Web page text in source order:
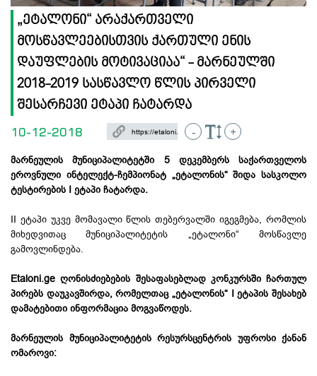
„ეტალონი“ არაქართველი
მოსწავლეებისთვის ქართული ენის
დაუფლების მოტივაციაა“ - მარნეულში
2018-2019 სასწავლო წლის პირველი
შესარჩევი ეტაპი ჩატარდა
10-12-2018 - +
მარნეულის მუნიციპალიტეტში 5 დეკემბერს საქართველოს
ეროვნული ინტელექტ-ჩემპიონატ „ეტალონის“ შიდა სასკოლო
ტესტირების I ეტაპი ჩატარდა.
II ეტაპი უკვე მომავალი წლის თებერვალში იგეგმება, რომლის
მიხედვითაც მუნიციპალიტეტის „ეტალონი“ მოსწავლე
გამოვლინდება.
Etaloni.ge ღონისძიებების შესაფასებლად კონკურსში ჩართულ
პირებს დაუკავშირდა, რომელთაც „ეტალონის“ I ეტაპის შესახებ
დამატებითი ინფორმაცია მოგვაწოდეს.
მარნეულის მუნიციპალიტეტის რესურსცენტრის უფროსი ქანან
ომაროვი: